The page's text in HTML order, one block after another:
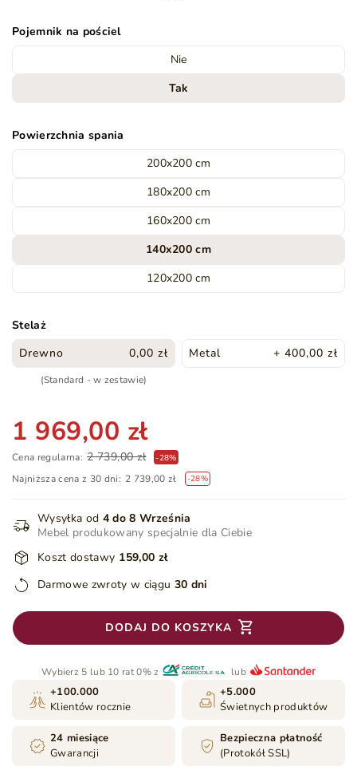
Pojemnik na pościel
Nie
Tak
Powierzchnia spania
200x200 cm
180x200 cm
160x200 cm
140x200 cm
120x200 cm
Stelaż
Drewno
0,00 zł
(Standard - w zestawie)
Metal + 400,00 zł
1 969,00 zł
Cena regularna: 2 739,00 zł -28%
Najniższa cena z 30 dni: 2 739,00 zł -28%
Wysyłka od 4 do 8 Września
Mebel produkowany specjalnie dla Ciebie
Koszt dostawy 159,00 zł
Darmowe zwroty w ciągu 30 dni
DODAJ DO KOSZYKA
Wybierz 5 lub 10 rat 0% z lub
+100.000
Klientów rocznie
+5.000
Świetnych produktów
24 miesiące
Gwarancji
Bezpieczna płatność
(Protokół SSL)